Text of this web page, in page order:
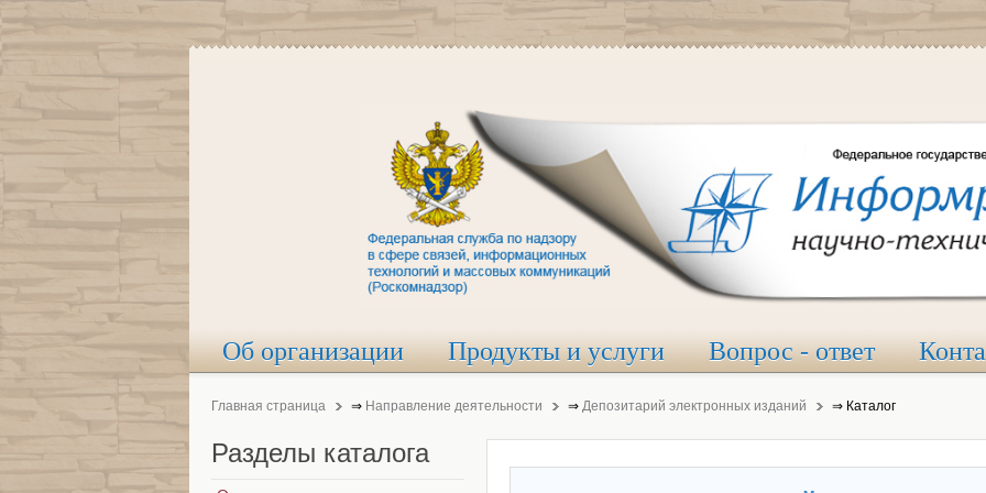
Об организации Продукты и услуги Вопрос - ответ
Главная страница ⇒ Направление деятельности ⇒ Депозитарий электронных изданий ⇒ Каталог
Разделы каталога